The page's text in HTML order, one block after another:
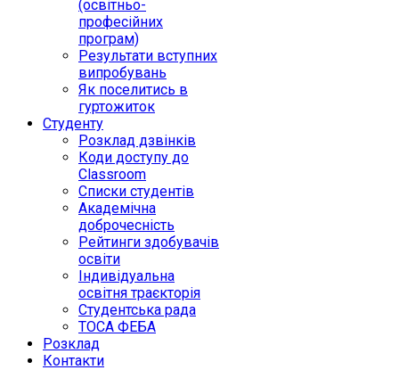
(освітньо-
професійних
програм)
Результати вступних
випробувань
Як поселитись в
гуртожиток
Студенту
Розклад дзвінків
Коди доступу до
Classroom
Списки студентів
Академічна
доброчесність
Рейтинги здобувачів
освіти
Індивідуальна
освітня траєкторія
Студентська рада
ТОСА ФЕБА
Розклад
Контакти